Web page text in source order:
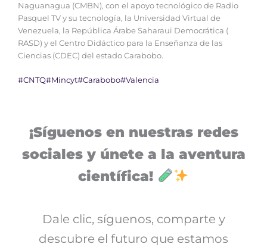
Naguanagua (CMBN), con el apoyo tecnológico de Radio
Pasquel TV y su tecnología, la Universidad Virtual de
Venezuela, la República Árabe Saharaui Democrática (
RASD) y el Centro Didáctico para la Enseñanza de las
Ciencias (CDEC) del estado Carabobo.
#CNTQ#Mincyt#Carabobo#Valencia
¡Síguenos en nuestras redes
sociales y únete a la aventura
científica!
Dale clic, síguenos, comparte y
descubre el futuro que estamos